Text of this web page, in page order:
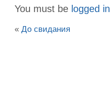
You must be logged in
« До свидания